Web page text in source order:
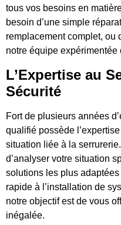
tous vos besoins en
besoin d’une simple
remplacement complet, ou
notre équipe expérimentée
L’Expertise au
Sécurité
Fort de plusieurs années
qualifié possède
situation liée à la
d’analyser votre situation
solutions les plus
rapide à l’installation de
notre objectif est de vous
inégalée.